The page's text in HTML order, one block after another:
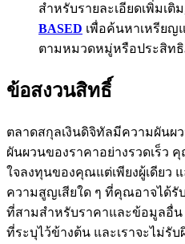
BTC New User Exclusive:
BTC Flexible Staking | Daily
กิจกรรมเพิ่มเติม
สำหรับรายละเอียดเพิ่มเติ
BASED เพื่อค้นหาเหรียญ
ตามหมวดหมู่หรือประสิท
ข้อสงวนสิทธิ์
ตลาดสกุลเงินดิจิทัลมีความผันผ
ผันผวนของราคาอย่างรวดเร็ว
ใจลงทุนของคุณแต่เพียงผู้เดียว
ความสูญเสียใด ๆ ที่คุณอาจได้รั
ที่สามสำหรับราคาและข้อมูลอื่น
ที่ระบุไว้ข้างต้น และเราจะไม่รั